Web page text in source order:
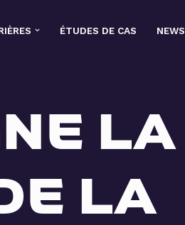
ÉTUDES DE CAS NEWS
LA
LA